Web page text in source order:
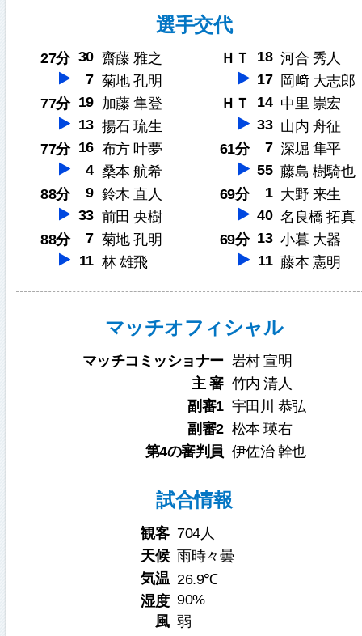
選手交代
27分 30 齋藤 雅之
7 菊地 孔明
77分 19 加藤 隼登
13 揚石 琉生
77分 16 布方 叶夢
4 桑本 航希
88分
9 鈴木 直人
33 前田 央樹
88分
7 菊地 孔明
11 林 雄飛
ＨＴ 18 河合 秀人
17
岡﨑 大志郎
ＨＴ
14 中里 崇宏
33 山内 舟征
61分
7 深堀 隼平
55 藤島 樹騎也
69分
1 大野 来生
40 名良橋 拓真
69分 13 小暮 大器
11 藤本 憲明
マッチオフィシャル
マッチコミッショナー 岩村 宣明
主 審 竹内 清人
副審1 宇田川 恭弘
副審2 松本 瑛右
第4の審判員 伊佐治 幹也
試合情報
観客 704人
天候 雨時々曇
気温 26.9℃
湿度 90%
風 弱